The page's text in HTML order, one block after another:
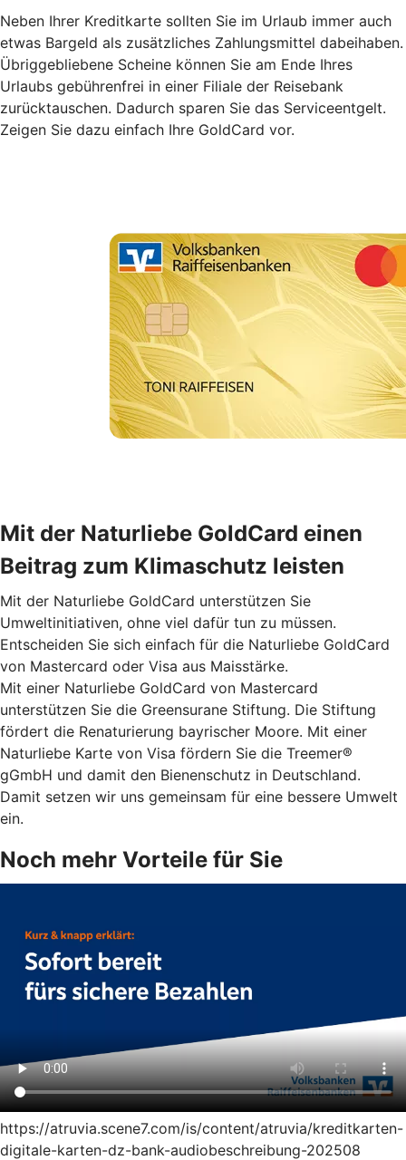
Neben Ihrer Kreditkarte sollten Sie im Urlaub immer auch
etwas Bargeld als zusätzliches Zahlungsmittel dabeihaben.
Übriggebliebene Scheine können Sie am Ende Ihres
Urlaubs gebührenfrei in einer Filiale der Reisebank
zurücktauschen. Dadurch sparen Sie das Serviceentgelt.
Zeigen Sie dazu einfach Ihre GoldCard vor.
Mit der Naturliebe GoldCard einen
Beitrag zum Klimaschutz leisten
Mit der Naturliebe GoldCard unterstützen Sie
Umweltinitiativen, ohne viel dafür tun zu müssen.
Entscheiden Sie sich einfach für die Naturliebe GoldCard
von Mastercard oder Visa aus Maisstärke.
Mit einer Naturliebe GoldCard von Mastercard
unterstützen Sie die Greensurane Stiftung. Die Stiftung
fördert die Renaturierung bayrischer Moore. Mit einer
Naturliebe Karte von Visa fördern Sie die Treemer®
gGmbH und damit den Bienenschutz in Deutschland.
Damit setzen wir uns gemeinsam für eine bessere Umwelt
ein.
Noch mehr Vorteile für Sie
https://atruvia.scene7.com/is/content/atruvia/kreditkarten-
digitale-karten-dz-bank-audiobeschreibung-202508